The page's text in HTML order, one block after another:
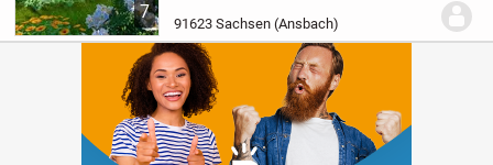
7
selbstbestimmtes Leben brauchen, egal
ob zu zweit oder alleine.Moderne und
gelungene Wohnungsgru...
91623 Sachsen (Ansbach)